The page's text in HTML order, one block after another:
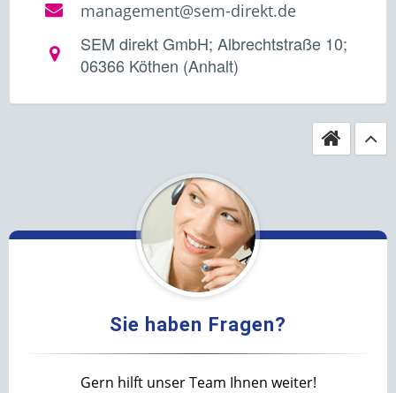
management@sem-direkt.de
SEM direkt GmbH; Albrechtstraße 10;
06366 Köthen (Anhalt)
Sie haben Fragen?
Gern hilft unser Team Ihnen weiter!